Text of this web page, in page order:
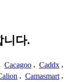
니다.
Cacagoo , Caddx ,
, Camasmart ,